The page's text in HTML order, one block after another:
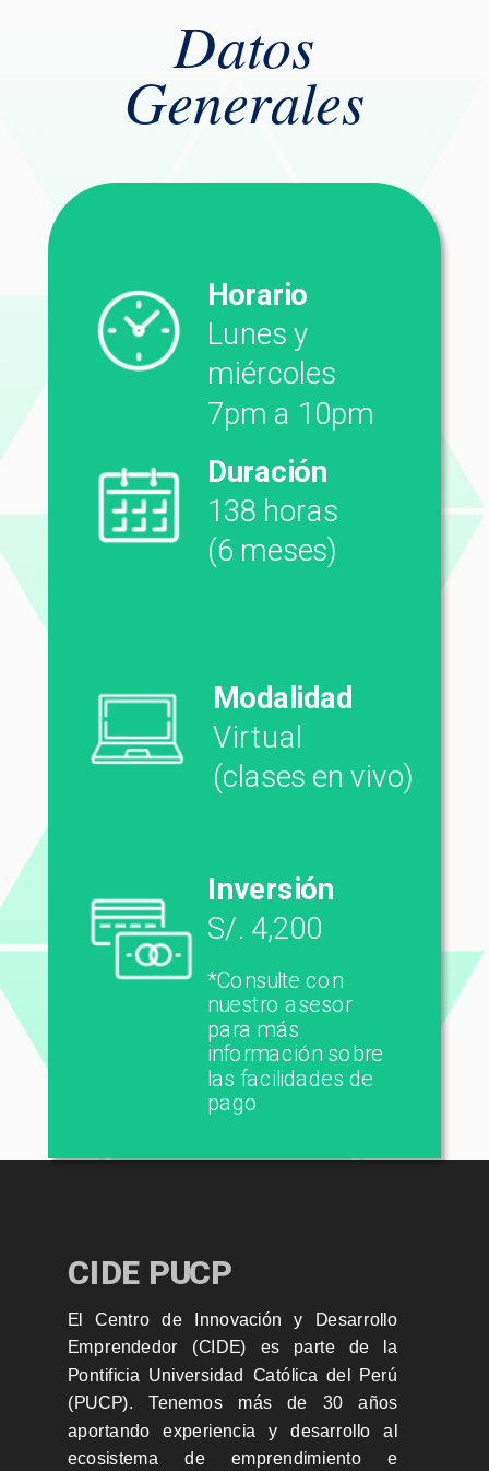
CIDE PUCP
El Centro de Innovación y Desarrollo
Emprendedor (CIDE) es parte de la
Pontificia Universidad Católica del Perú
(PUCP). Tenemos más de 30 años
aportando experiencia y desarrollo al
ecosistema de emprendimiento e
Datos
Generales
Duración
138 horas
(6 meses)
Horario
Lunes y
miércoles
7pm a 10pm
Modalidad
Virtual
(clases en vivo)
Inversión
S/. 4,200
*Consulte con
nuestro asesor
para más
información sobre
las facilidades de
pago